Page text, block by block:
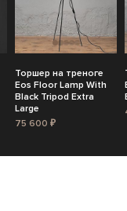
Торшер на треноге
Eos Floor Lamp With
Black Tripod Extra
Large
75 600 ₽